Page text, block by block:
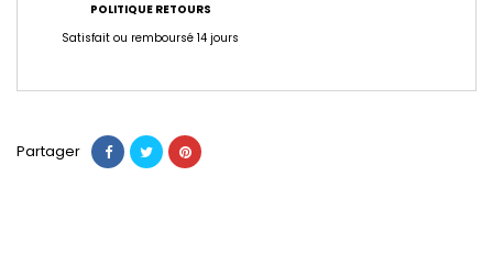
POLITIQUE RETOURS
Satisfait ou remboursé 14 jours
Partager